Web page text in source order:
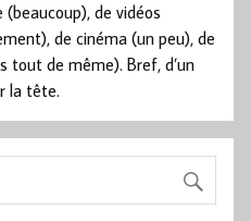
de vidéos
de cinéma (un peu), de
tout de même). Bref, d’un
la tête.